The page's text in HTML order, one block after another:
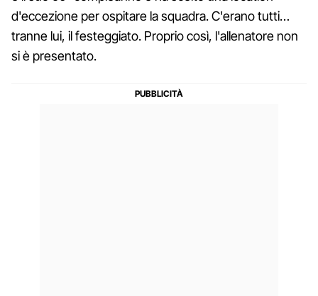
d'eccezione per ospitare la squadra. C'erano tutti…
tranne lui, il festeggiato. Proprio così, l'allenatore non
si è presentato.